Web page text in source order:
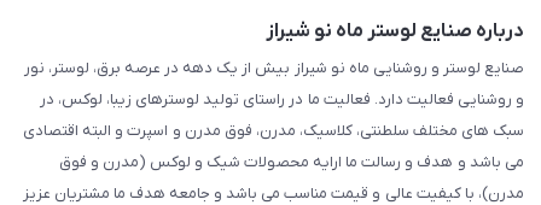
درباره صنایع لوستر ماه نو شیراز
صنایع لوستر و روشنایی ماه نو شیراز بیش از یک دهه در عرصه برق، لوستر، نور
و روشنایی فعالیت دارد. فعالیت ما در راستای تولید لوسترهای زیبا، لوکس، در
سبک های مختلف سلطنتی، کلاسیک، مدرن، فوق مدرن و اسپرت و البته اقتصادی
می باشد و هدف و رسالت ما ارایه محصولات شیک و لوکس (مدرن و فوق
مدرن)، با کیفیت عالی و قیمت مناسب می باشد و جامعه هدف ما مشتریان عزیز